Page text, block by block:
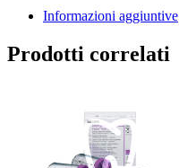
Informazioni aggiuntive
Prodotti correlati